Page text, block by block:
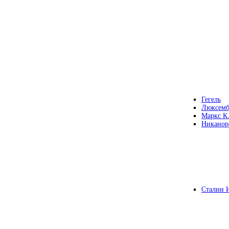
Гегель
Маркс К.
Сталин